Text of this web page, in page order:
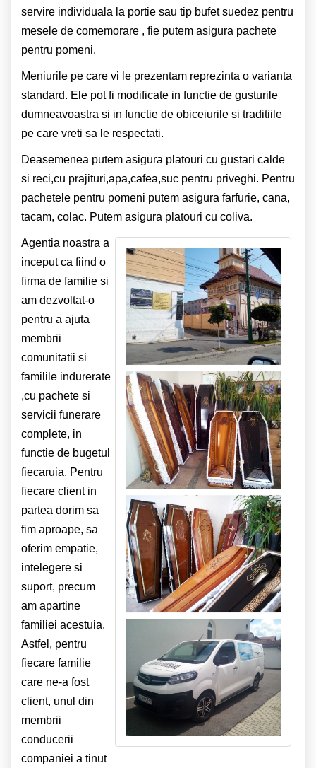
servire individuala la portie sau tip bufet suedez pentru
mesele de comemorare , fie putem asigura pachete
pentru pomeni.
Meniurile pe care vi le prezentam reprezinta o varianta
standard. Ele pot fi modificate in functie de gusturile
dumneavoastra si in functie de obiceiurile si traditiile
pe care vreti sa le respectati.
Deasemenea putem asigura platouri cu gustari calde
si reci,cu prajituri,apa,cafea,suc pentru priveghi. Pentru
pachetele pentru pomeni putem asigura farfurie, cana,
tacam, colac. Putem asigura platouri cu coliva.
Agentia noastra a
inceput ca fiind o
firma de familie si
am dezvoltat-o
pentru a ajuta
membrii
comunitatii si
familile indurerate
,cu pachete si
servicii funerare
complete, in
functie de bugetul
fiecaruia. Pentru
fiecare client in
partea dorim sa
fim aproape, sa
oferim empatie,
intelegere si
suport, precum
am apartine
familiei acestuia.
Astfel, pentru
fiecare familie
care ne-a fost
client, unul din
membrii
conducerii
companiei a tinut